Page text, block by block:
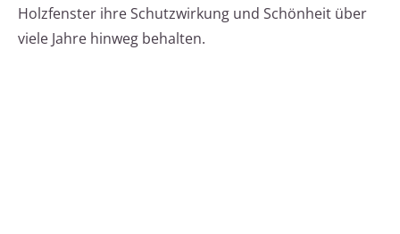
Holzfenster ihre Schutzwirkung und Schönheit über
viele Jahre hinweg behalten.